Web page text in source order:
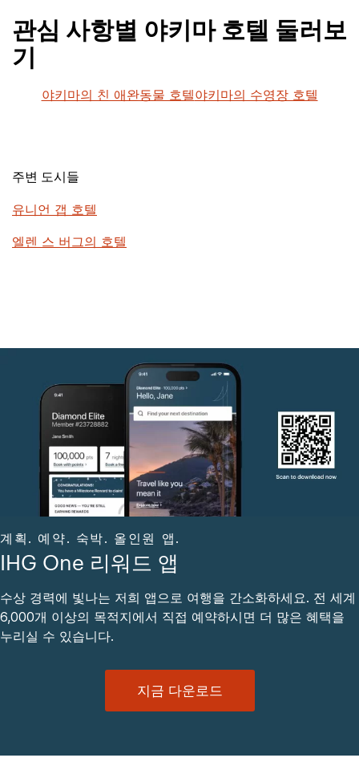
관심 사항별 야키마 호텔 둘러보
기
야키마의 친 애완동물 호텔야키마의 수영장 호텔
주변 도시들
유니언 갭 호텔
엘렌 스 버그의 호텔
계획. 예약. 숙박. 올인원 앱.
IHG One 리워드 앱
수상 경력에 빛나는 저희 앱으로 여행을 간소화하세요. 전 세계
6,000개 이상의 목적지에서 직접 예약하시면 더 많은 혜택을
누리실 수 있습니다.
지금 다운로드